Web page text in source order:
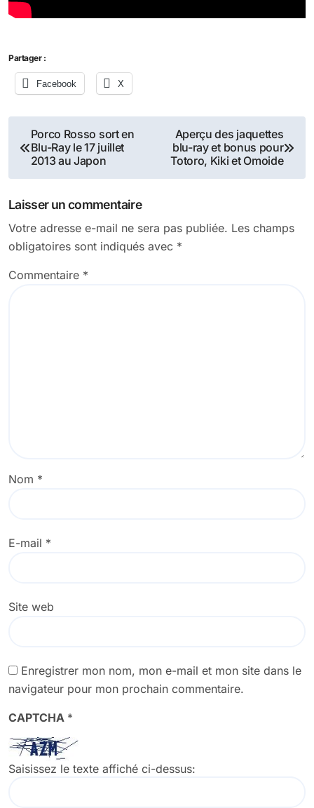
Partager :
Facebook X
Navigation
de
l’article
Porco Rosso sort en
Blu-Ray le 17 juillet
2013 au Japon
Aperçu des jaquettes
blu-ray et bonus pour
Totoro, Kiki et Omoide
Laisser un commentaire
Votre adresse e-mail ne sera pas publiée. Les champs
obligatoires sont indiqués avec *
Commentaire *
Nom *
E-mail *
Site web
Enregistrer mon nom, mon e-mail et mon site dans le
navigateur pour mon prochain commentaire.
CAPTCHA *
Saisissez le texte affiché ci-dessus: